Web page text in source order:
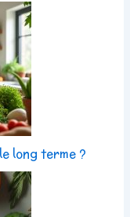
long terme ?